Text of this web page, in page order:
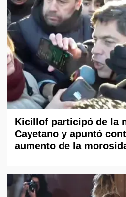
Kicillof participó de la
Cayetano y apuntó
aumento de la